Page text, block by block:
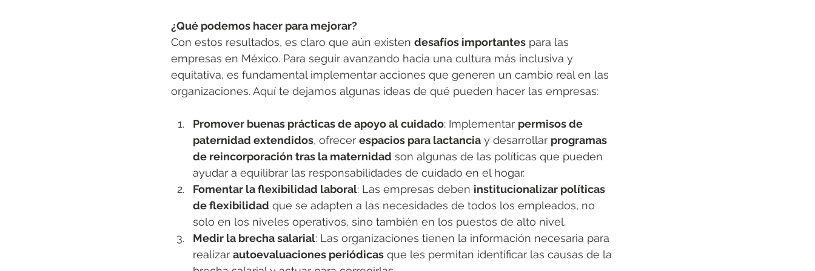
¿Qué podemos hacer para mejorar?
Con estos resultados, es claro que aún existen desafíos importantes para las
empresas en México. Para seguir avanzando hacia una cultura más inclusiva y
equitativa, es fundamental implementar acciones que generen un cambio real en las
organizaciones. Aquí te dejamos algunas ideas de qué pueden hacer las empresas:
Promover buenas prácticas de apoyo al cuidado: Implementar permisos de
paternidad extendidos, ofrecer espacios para lactancia y desarrollar programas
de reincorporación tras la maternidad son algunas de las políticas que pueden
ayudar a equilibrar las responsabilidades de cuidado en el hogar.
Fomentar la flexibilidad laboral: Las empresas deben institucionalizar políticas
de flexibilidad que se adapten a las necesidades de todos los empleados, no
solo en los niveles operativos, sino también en los puestos de alto nivel.
Medir la brecha salarial: Las organizaciones tienen la información necesaria para
realizar autoevaluaciones periódicas que les permitan identificar las causas de la